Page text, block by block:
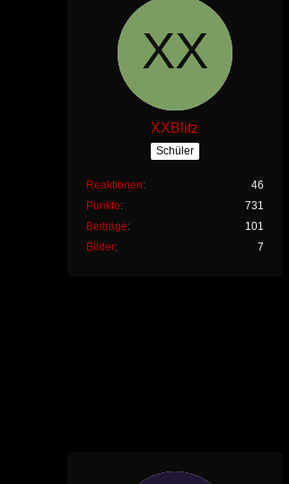
XXBlitz
Schüler
Reaktionen
46
Punkte
731
Beiträge
101
Bilder
7